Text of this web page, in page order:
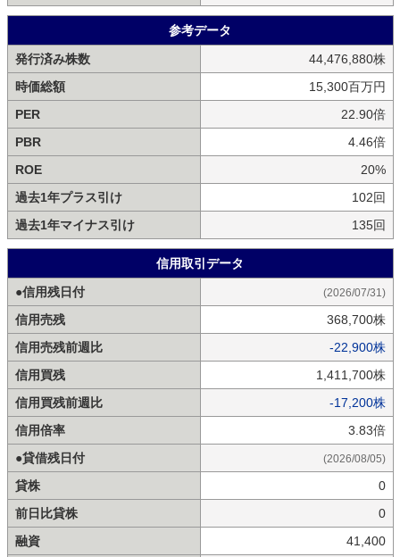
参考データ
発行済み株数
44,476,880株
時価総額
15,300百万円
PER
22.90倍
PBR
4.46倍
ROE
20%
過去1年プラス引け
102回
過去1年マイナス引け
135回
信用取引データ
●信用残日付
(2026/07/31)
信用売残
368,700株
信用売残前週比
-22,900株
信用買残
1,411,700株
信用買残前週比
-17,200株
信用倍率
3.83倍
●貸借残日付
(2026/08/05)
貸株
0
前日比貸株
0
融資
41,400